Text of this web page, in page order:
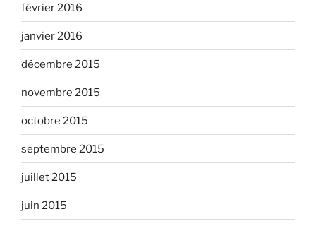
février 2016
janvier 2016
décembre 2015
novembre 2015
octobre 2015
septembre 2015
juillet 2015
juin 2015